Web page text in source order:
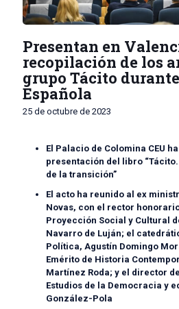
Presentan en
recopilación de los
grupo Tácito
Española
25 de octubre de 2023
El Palacio de Colomina CEU
presentación del libro
de la transición”
El acto ha reunido al ex
Novas, con el rector
Proyección Social y Cultural
Navarro de Luján; el
Política, Agustín Domingo
Emérito de Historia
Martínez Roda; y el director
Estudios de la Democracia y
González-Pola